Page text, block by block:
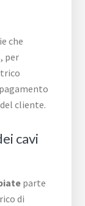
che
per
cliente.
cavi
parte
di